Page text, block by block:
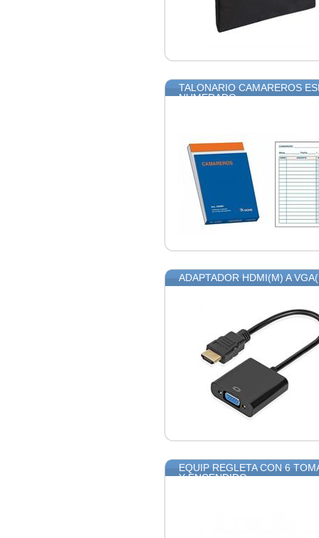
TALONARIO CAMAREROS
NUMERADO
ADAPTADOR HDMI(M) A
EQUIP REGLETA CON 6
Y ENCENDIDO